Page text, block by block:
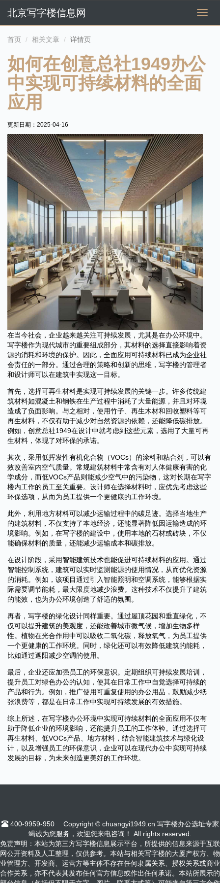
切
北京写字楼信息网
首页 相关文章 详情页
如何在创意总社1949办公
中实现可持续材料的全面
应用
更新日期： 2025-04-16
在当今社会，企业越来越关注可持续发展，尤其是在办公环境中。
写字楼作为现代城市的重要组成部分，其材料的选择直接影响着资
源的消耗和环境的保护。因此，全面应用可持续材料已成为企业社
会责任的一部分。通过合理的策略和创新的思维，写字楼的管理者
和设计师可以在建筑中实现这一目标。
首先，选择可再生材料是实现可持续发展的关键一步。许多传统建
筑材料如混凝土和钢铁在生产过程中消耗了大量能源，并且对环境
造成了负面影响。与之相对，使用竹子、再生木材和回收塑料等可
再生材料，不仅有助于减少对自然资源的依赖，还能降低碳排放。
例如，创意总社1949在设计中就考虑到这些元素，选用了大量可再
生材料，体现了对环保的承诺。
其次，采用低挥发性有机化合物（VOCs）的涂料和粘合剂，可以有
效改善室内空气质量。常规建筑材料中常含有对人体健康有害的化
学成分，而低VOCs产品则能减少空气中的污染物，这对长期在写字
楼内工作的员工至关重要。设计师在选择材料时，应优先考虑这些
环保选项，从而为员工提供一个更健康的工作环境。
此外，利用地方材料可以减少运输过程中的碳足迹。选择当地生产
的建筑材料，不仅支持了本地经济，还能显著降低因运输造成的环
境影响。例如，在写字楼的建设中，使用本地的石材或砖块，不仅
能确保材料的质量，还能减少运输成本和碳排放。
在设计阶段，采用智能建筑技术也能促进可持续材料的应用。通过
智能控制系统，建筑可以实时监测能源的使用情况，从而优化资源
的消耗。例如，该项目通过引入智能照明和空调系统，能够根据实
际需要调节能耗，最大限度地减少浪费。这种技术不仅提升了建筑
的能效，也为办公环境创造了舒适的氛围。
再者，写字楼的绿化设计同样重要。通过屋顶花园和垂直绿化，不
仅可以提升建筑的美观度，还能改善城市微气候，增加生物多样
性。植物在光合作用中可以吸收二氧化碳，释放氧气，为员工提供
一个更健康的工作环境。同时，绿化还可以有效降低建筑的能耗，
比如通过遮阳减少空调的使用。
最后，企业还应加强员工的环保意识。定期组织可持续发展培训，
提升员工对绿色办公的认知，使其在日常工作中自觉选择可持续的
产品和行为。例如，推广使用可重复使用的办公用品，鼓励减少纸
张浪费等，都是在日常工作中实现可持续发展的有效措施。
综上所述，在写字楼办公环境中实现可持续材料的全面应用不仅有
助于降低企业的环境影响，还能提升员工的工作体验。通过选择可
再生材料、低VOCs产品、地方材料，结合智能建筑技术与绿化设
计，以及增强员工的环保意识，企业可以在现代办公中实现可持续
发展的目标，为未来创造更美好的工作环境。
400-9959-950
Copyright © chuangyi1949.cn 写字楼办公选址专家
竭诚为您服务，欢迎您来电咨询！ All rights reserved.
免责声明：本站为第三方写字楼信息展示平台，所提供的信息来源于互联
网公开资料及人工整理，仅供参考。本站与相关写字楼的大厦产权方、物
业管理方、开发商、运营方等主体不存在任何隶属关系、授权关系或商业
合作关系，亦不代表其发布任何官方信息或作出任何承诺。本站所展示的